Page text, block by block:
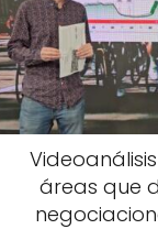
áreas que